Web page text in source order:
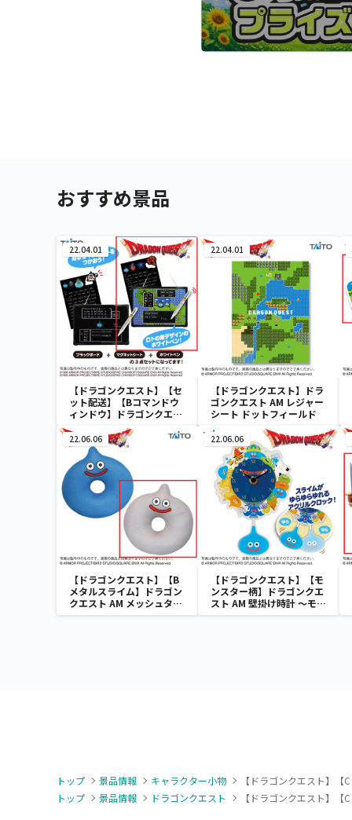
おすすめ景品
22.04.01
【ドラゴンクエスト】【セ
ット配送】【Bコマンドウ
ィンドウ】ドラゴンクエス
ト AM コマンドウィンドウ
ブラックボード
22.04.01
【ドラゴンクエスト】ドラ
ゴンクエスト AM レジャー
シート ドットフィールド
22.06.06
【ドラゴンクエスト】【B
メタルスライム】ドラゴン
クエスト AM メッシュタイ
プ円座クッション スライム
22.06.06
【ドラゴンクエスト】【モ
ンスター柄】ドラゴンクエ
スト AM 壁掛け時計 ～モン
スターがいっぱい！編～
トップ 景品情報 キャラクター小物
【ドラゴンクエスト】
トップ
景品情報 ドラゴンクエスト 【ドラゴンクエスト】